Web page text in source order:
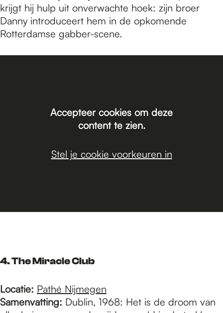
krijgt hij hulp uit onverwachte hoek: zijn broer
Danny introduceert hem in de opkomende
Rotterdamse gabber-scene.
Accepteer cookies om deze
content te zien.
Stel je cookie voorkeuren in
4. The Miracle Club
Locatie: Pathé Nijmegen
Samenvatting: Dublin, 1968: Het is de droom van